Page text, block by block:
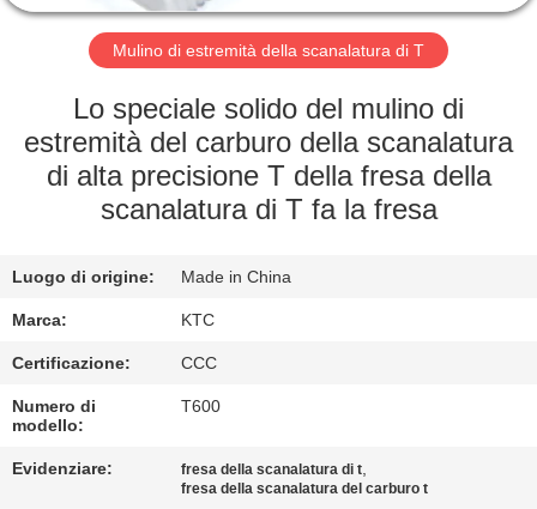
GIRO
DELLA
FABBRICA
CONTROLLO
CONTATTICI
RICHIEDA
UNA
CITAZIONE
Mulino di estremità della scanalatura di T
Lo speciale solido del mulino di
estremità del carburo della scanalatura
di alta precisione T della fresa della
scanalatura di T fa la fresa
Luogo di origine: Made in China
Marca: KTC
Certificazione: CCC
Numero di
modello:
T600
Evidenziare: fresa della scanalatura di t,
fresa della scanalatura del carburo t